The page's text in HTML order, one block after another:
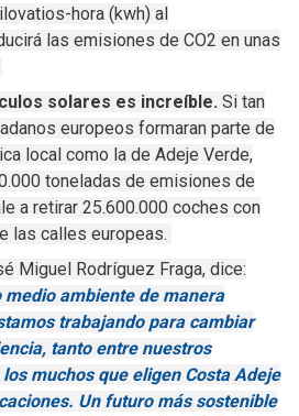
hora (kwh) al
las emisiones de CO2 en unas
solares es increíble. Si tan
europeos formaran parte de
local como la de Adeje Verde,
toneladas de emisiones de
a retirar 25.600.000 coches con
las calles europeas.
Miguel Rodríguez Fraga, dice:
ambiente de manera
trabajando para cambiar
tanto entre nuestros
muchos que eligen Costa Adeje
Un futuro más sostenible